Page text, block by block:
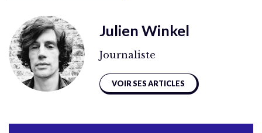
Julien Winkel
Journaliste
VOIR SES ARTICLES